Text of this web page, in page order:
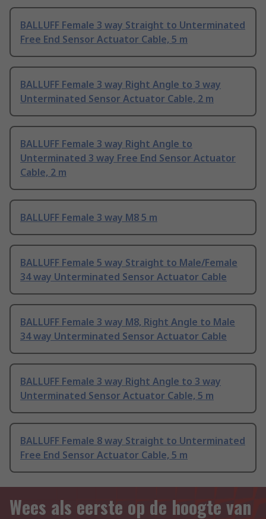
BALLUFF Female 3 way Straight to Unterminated
Free End Sensor Actuator Cable, 5 m
BALLUFF Female 3 way Right Angle to 3 way
Unterminated Sensor Actuator Cable, 2 m
BALLUFF Female 3 way Right Angle to
Unterminated 3 way Free End Sensor Actuator
Cable, 2 m
BALLUFF Female 3 way M8 5 m
BALLUFF Female 5 way Straight to Male/Female
34 way Unterminated Sensor Actuator Cable
BALLUFF Female 3 way M8, Right Angle to Male
34 way Unterminated Sensor Actuator Cable
BALLUFF Female 3 way Right Angle to 3 way
Unterminated Sensor Actuator Cable, 5 m
BALLUFF Female 8 way Straight to Unterminated
Free End Sensor Actuator Cable, 5 m
Wees als eerste op de hoogte van